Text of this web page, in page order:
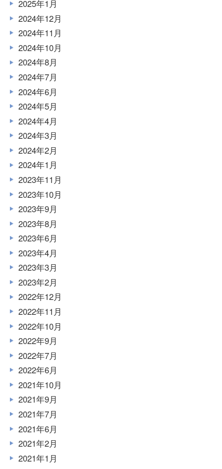
2025年1月
2024年12月
2024年11月
2024年10月
2024年8月
2024年7月
2024年6月
2024年5月
2024年4月
2024年3月
2024年2月
2024年1月
2023年11月
2023年10月
2023年9月
2023年8月
2023年6月
2023年4月
2023年3月
2023年2月
2022年12月
2022年11月
2022年10月
2022年9月
2022年7月
2022年6月
2021年10月
2021年9月
2021年7月
2021年6月
2021年2月
2021年1月